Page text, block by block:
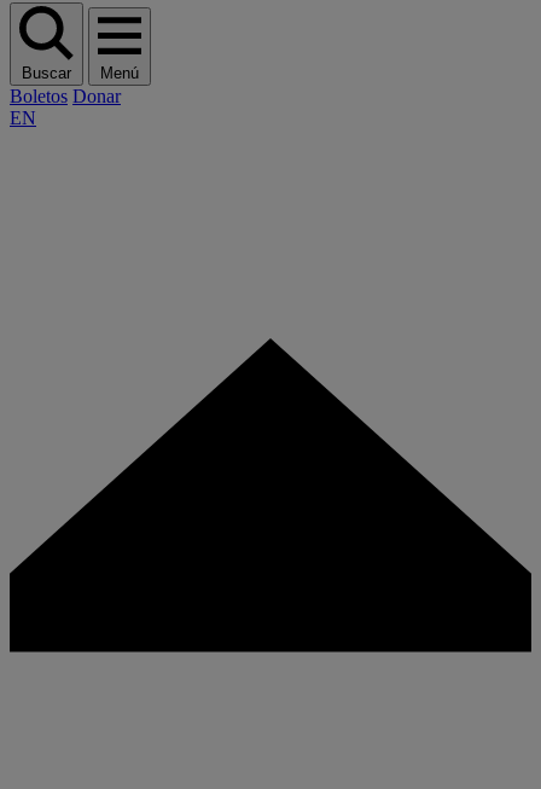
Buscar Menú
Boletos Donar
EN